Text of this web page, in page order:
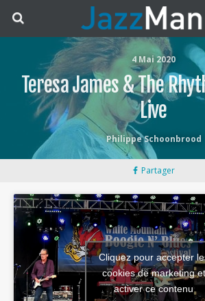
4 Mai 2020
Teresa James & The
Live
Philippe Schoonbrood
Partager
Cliquez pour accepter
cookies de marketing et
activer ce contenu